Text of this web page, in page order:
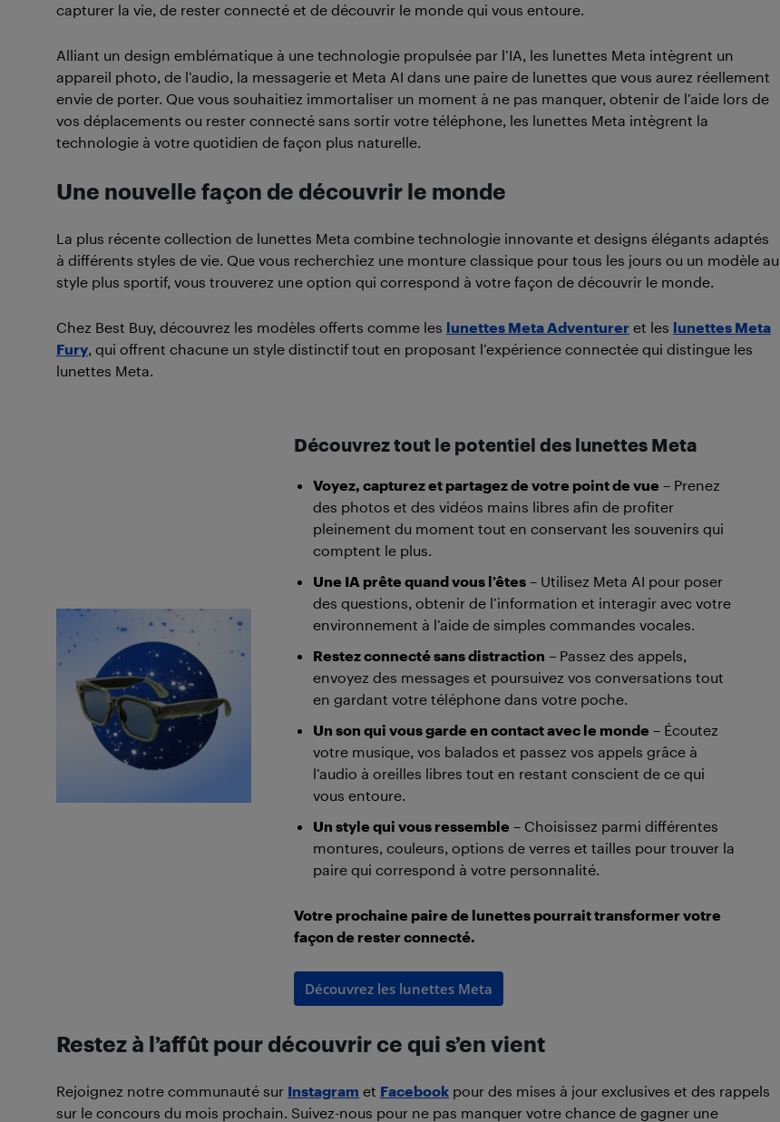
capturer la vie, de rester connecté et de découvrir le monde qui vous entoure.
Alliant un design emblématique à une technologie propulsée par l’IA, les lunettes Meta intègrent un
appareil photo, de l’audio, la messagerie et Meta AI dans une paire de lunettes que vous aurez réellement
envie de porter. Que vous souhaitiez immortaliser un moment à ne pas manquer, obtenir de l’aide lors de
vos déplacements ou rester connecté sans sortir votre téléphone, les lunettes Meta intègrent la
technologie à votre quotidien de façon plus naturelle.
Une nouvelle façon de découvrir le monde
La plus récente collection de lunettes Meta combine technologie innovante et designs élégants adaptés
à différents styles de vie. Que vous recherchiez une monture classique pour tous les jours ou un modèle au
style plus sportif, vous trouverez une option qui correspond à votre façon de découvrir le monde.
Chez Best Buy, découvrez les modèles offerts comme les lunettes Meta Adventurer et les lunettes Meta
Fury, qui offrent chacune un style distinctif tout en proposant l’expérience connectée qui distingue les
lunettes Meta.
Découvrez tout le potentiel des lunettes Meta
Voyez, capturez et partagez de votre point de vue – Prenez
des photos et des vidéos mains libres afin de profiter
pleinement du moment tout en conservant les souvenirs qui
comptent le plus.
Une IA prête quand vous l’êtes– Utilisez Meta AI pour poser
des questions, obtenir de l’information et interagir avec votre
environnement à l’aide de simples commandes vocales.
Restez connecté sans distraction – Passez des appels,
envoyez des messages et poursuivez vos conversations tout
en gardant votre téléphone dans votre poche.
Un son qui vous garde en contact avec le monde – Écoutez
votre musique, vos balados et passez vos appels grâce à
l’audio à oreilles libres tout en restant conscient de ce qui
vous entoure.
Un style qui vous ressemble – Choisissez parmi différentes
montures, couleurs, options de verres et tailles pour trouver la
paire qui correspond à votre personnalité.
Votre prochaine paire de lunettes pourrait transformer votre
façon de rester connecté.
Découvrez les lunettes Meta
Restez à l’affût pour découvrir ce qui s’en vient
Rejoignez notre communauté sur Instagram et Facebook pour des mises à jour exclusives et des rappels
sur le concours du mois prochain. Suivez-nous pour ne pas manquer votre chance de gagner une